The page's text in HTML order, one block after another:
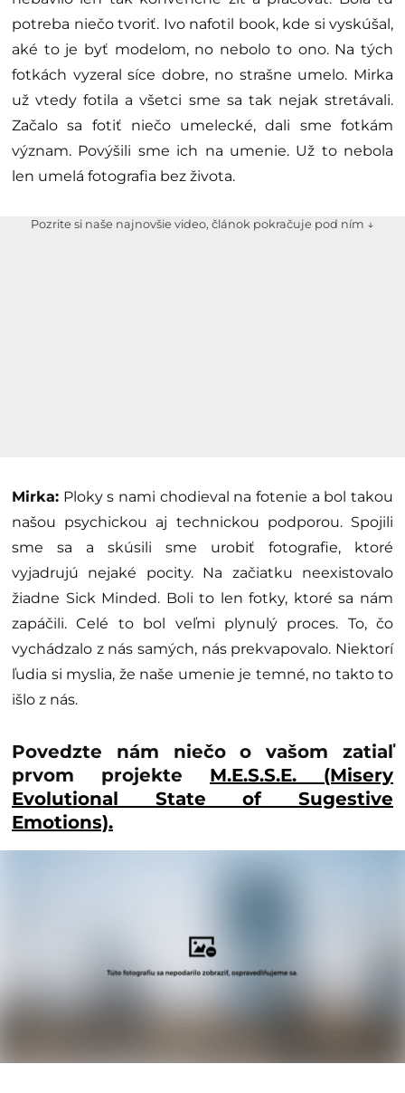
potreba niečo tvoriť. Ivo nafotil book, kde si vyskúšal,
aké to je byť modelom, no nebolo to ono. Na tých
fotkách vyzeral síce dobre, no strašne umelo. Mirka
už vtedy fotila a všetci sme sa tak nejak stretávali.
Začalo sa fotiť niečo umelecké, dali sme fotkám
význam. Povýšili sme ich na umenie. Už to nebola
len umelá fotografia bez života.
Pozrite si naše najnovšie video, článok pokračuje pod ním ↓
Mirka: Ploky s nami chodieval na fotenie a bol takou
našou psychickou aj technickou podporou. Spojili
sme sa a skúsili sme urobiť fotografie, ktoré
vyjadrujú nejaké pocity. Na začiatku neexistovalo
žiadne Sick Minded. Boli to len fotky, ktoré sa nám
zapáčili. Celé to bol veľmi plynulý proces. To, čo
vychádzalo z nás samých, nás prekvapovalo. Niektorí
ľudia si myslia, že naše umenie je temné, no takto to
išlo z nás.
Povedzte nám niečo o vašom zatiaľ
prvom projekte M.E.S.S.E. (Misery
Evolutional State of Sugestive
Emotions).